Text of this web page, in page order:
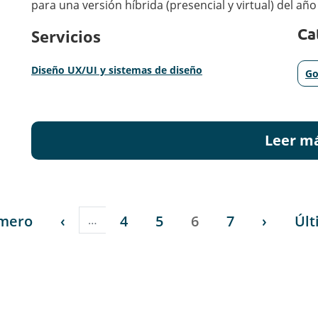
para una versión híbrida (presencial y virtual) del año
Servicios
Diseño UX/UI y sistemas de diseño
Leer
páginaPágina anterior
‹ … Página
4 Página
5 Página
6 Página
7 ›